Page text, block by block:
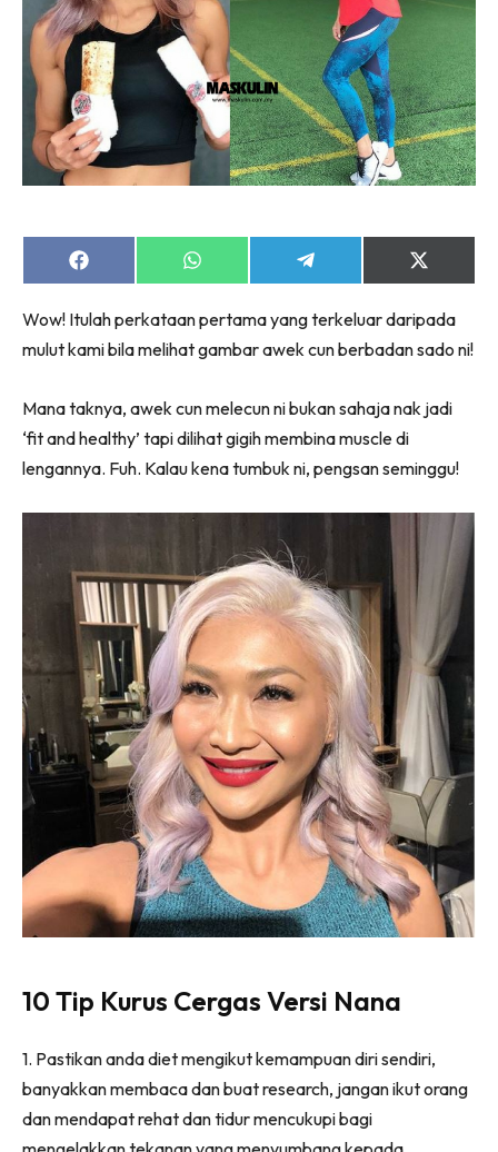
Share
on
Share
on
Share
on
Share
on
(Twitter)
Wow! Itulah perkataan pertama yang terkeluar daripada
mulut kami bila melihat gambar awek cun berbadan sado ni!
Mana taknya, awek cun melecun ni bukan sahaja nak jadi
‘fit and healthy’ tapi dilihat gigih membina muscle di
lengannya. Fuh. Kalau kena tumbuk ni, pengsan seminggu!
10 Tip Kurus Cergas Versi Nana
1. Pastikan anda diet mengikut kemampuan diri sendiri,
banyakkan membaca dan buat research, jangan ikut orang
dan mendapat rehat dan tidur mencukupi bagi